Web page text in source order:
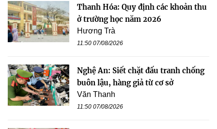
Thanh Hóa: Quy định các khoản thu
ở trường học năm 2026
Hương Trà
11:50 07/08/2026
Nghệ An: Siết chặt đấu tranh chống
buôn lậu, hàng giả từ cơ sở
Văn Thanh
11:50 07/08/2026